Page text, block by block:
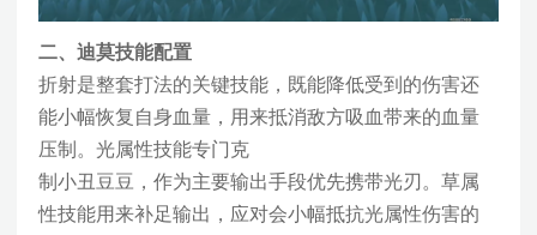
二、迪莫技能配置
折射是整套打法的关键技能，既能降低受到的伤害还
能小幅恢复自身血量，用来抵消敌方吸血带来的血量
压制。光属性技能专门克
制小丑豆豆，作为主要输出手段优先携带光刃。草属
性技能用来补足输出，应对会小幅抵抗光属性伤害的